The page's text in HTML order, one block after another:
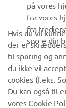
på vores
fra vores
fra
spore din
Hvis du vil
der er
til sporing og
du ikke vil
cookies (f.eks.
Du kan også til
vores Cookie